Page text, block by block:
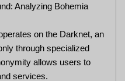
Analyzing Bohemia
on the Darknet, an
through specialized
allows users to
services.